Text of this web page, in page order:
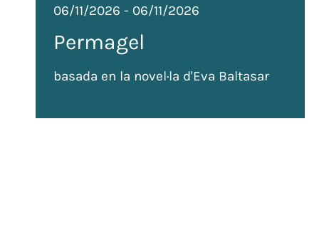
06/11/2026 - 06/11/2026
Permagel
basada en la novel·la d'Eva Baltasar